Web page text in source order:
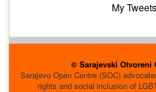
My Tweets
© Sarajevski Otvoreni
Sarajevo Open Centre (SOC)
rights and social inclusion of